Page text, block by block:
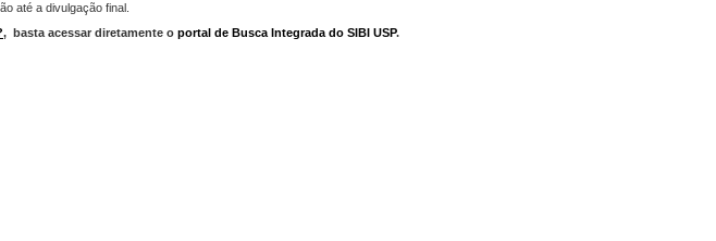
até a divulgação final.
, basta acessar diretamente o portal de Busca Integrada do SIBI USP.